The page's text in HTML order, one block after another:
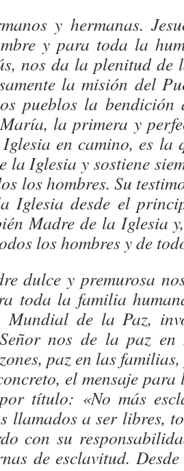
y hermanas.
y para toda la
nos da la plenitud de
la misión del
pueblos la bendición
la primera y
en camino, es la
la Iglesia y sostiene
los hombres. Su
Iglesia desde el
Madre de la Iglesia
los hombres y de
dulce y premurosa
toda la familia
Mundial de la Paz,
nos de la paz en
paz en las
el mensaje
título: «No más
llamados a ser libres,
con su
de esclavitud.